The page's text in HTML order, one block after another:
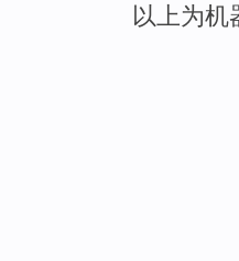
以上为